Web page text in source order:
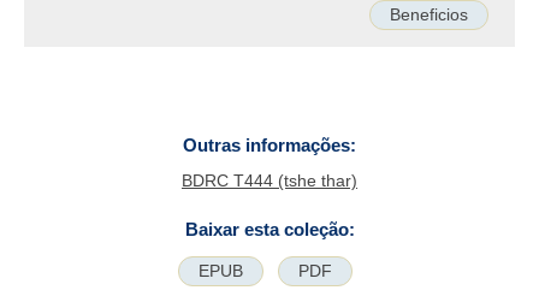
Beneficios
Outras informações:
BDRC T444 (tshe thar)
Baixar esta coleção:
EPUB PDF